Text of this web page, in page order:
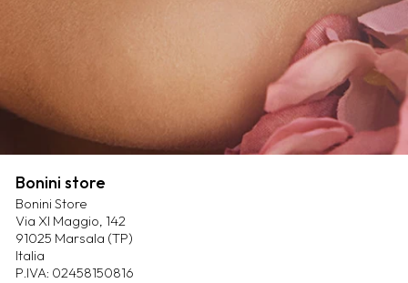
Bonini store
Bonini Store
Via XI Maggio, 142
91025 Marsala (TP)
Italia
P.IVA: 02458150816